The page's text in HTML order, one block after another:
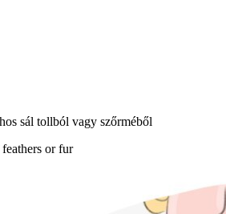
sál tollból vagy szőrméből
or fur